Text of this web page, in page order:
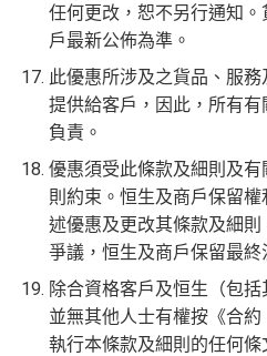
任何更改，恕不另行通知
戶最新公佈為準。
此優惠所涉及之貨品、服
提供給客戶，因此，所有
負責。
優惠須受此條款及細則及
則約束。恒生及商戶保留
述優惠及更改其條款及細
爭議，恒生及商戶保留最終
除合資格客戶及恒生（包
並無其他人士有權按《合
執行本條款及細則的任何